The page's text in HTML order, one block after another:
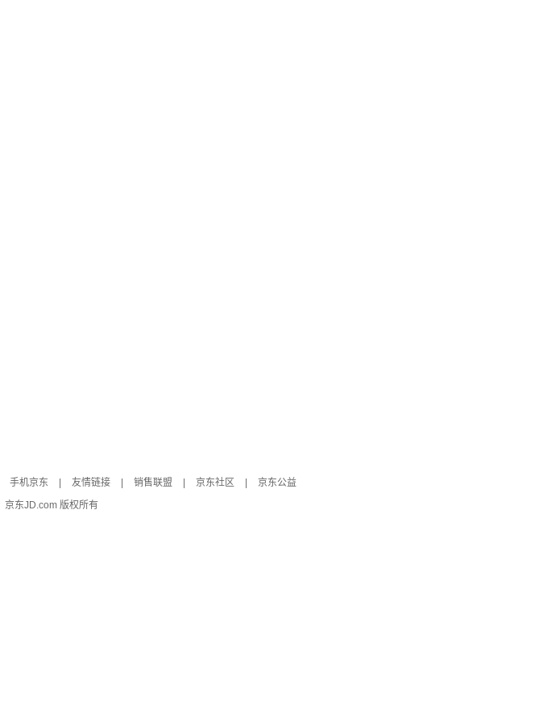
手机京东 友情链接 销售联盟 京东社区
京东公益
京东JD.com 版权所有